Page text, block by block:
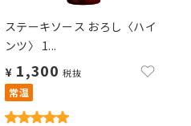
ステーキソース おろし〈ハイ
ンツ〉 1...
¥ 1,300 税抜
常温